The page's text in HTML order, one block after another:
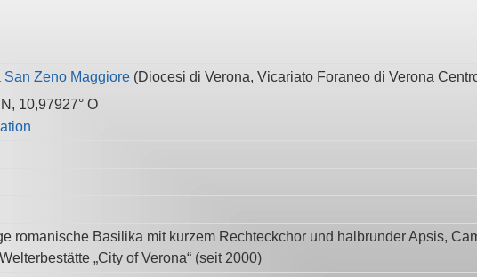
San Zeno Maggiore (Diocesi di Verona, Vicariato Foraneo di Verona
10,97927° O
romanische Basilika mit kurzem Rechteckchor und halbrunder Apsis,
„City of Verona“ (seit 2000)